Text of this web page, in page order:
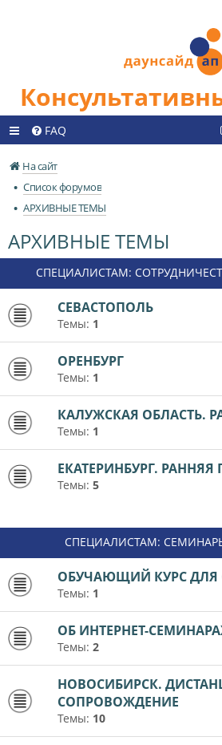
FAQ
На сайт
Список форумов
АРХИВНЫЕ ТЕМЫ
АРХИВНЫЕ ТЕМЫ
СПЕЦИАЛИСТАМ:
СЕВАСТОПОЛЬ
Темы: 1
ОРЕНБУРГ
Темы: 1
КАЛУЖСКАЯ ОБЛАСТЬ.
Темы: 1
ЕКАТЕРИНБУРГ.
Темы: 5
СПЕЦИАЛИСТАМ:
ОБУЧАЮЩИЙ КУРС ДЛЯ
Темы: 1
ОБ ИНТЕРНЕТ-
Темы: 2
НОВОСИБИРСК.
СОПРОВОЖДЕНИЕ
Темы: 10